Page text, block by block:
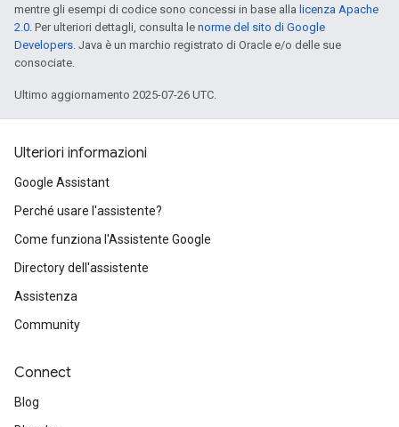
mentre gli esempi di codice sono concessi in base alla licenza Apache
2.0. Per ulteriori dettagli, consulta le norme del sito di Google
Developers. Java è un marchio registrato di Oracle e/o delle sue
consociate.
Ultimo aggiornamento 2025-07-26 UTC.
Ulteriori informazioni
Google Assistant
Perché usare l'assistente?
Come funziona l'Assistente Google
Directory dell'assistente
Assistenza
Community
Connect
Blog